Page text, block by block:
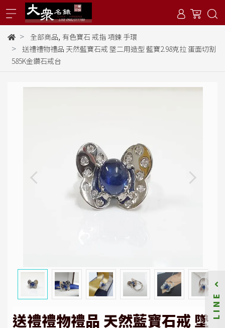
全部商品, 有色寶石 戒指 項鍊 手環
送禮禮物禮品 天然藍寶石戒 墜二用造型 藍寶2.98克拉 蛋面切割
585K金鑽石戒台
送禮禮物禮品 天然藍寶石戒 墜
LINE